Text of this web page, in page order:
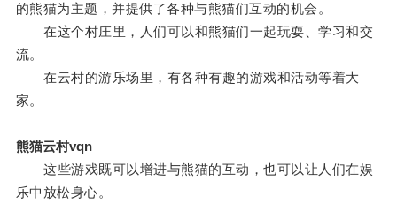
的熊猫为主题，并提供了各种与熊猫们互动的机会。
在这个村庄里，人们可以和熊猫们一起玩耍、学习和交
流。
在云村的游乐场里，有各种有趣的游戏和活动等着大
家。
熊猫云村vqn
这些游戏既可以增进与熊猫的互动，也可以让人们在娱
乐中放松身心。